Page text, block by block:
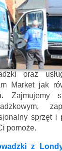
oraz
Market jak
Zajmujemy
sprzęt i
pomoże.
z